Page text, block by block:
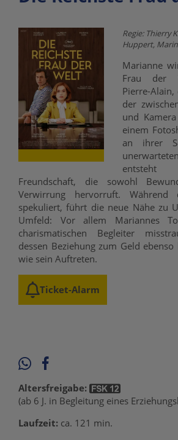
Regie: Thierry
Huppert,
Marianne
Frau der
Pierre-Alain,
der
und
einem
an ihrer
Freundschaft, die sowohl
Verwirrung hervorruft. Während
spekuliert, führt die neue Nähe zu
Umfeld: Vor allem Mariannes
charismatischen Begleiter
dessen Beziehung zum Geld
wie sein Auftreten.
Ticket-Alarm
Altersfreigabe:
(ab 6 J. in Begleitung eines
Laufzeit: ca. 121 min.